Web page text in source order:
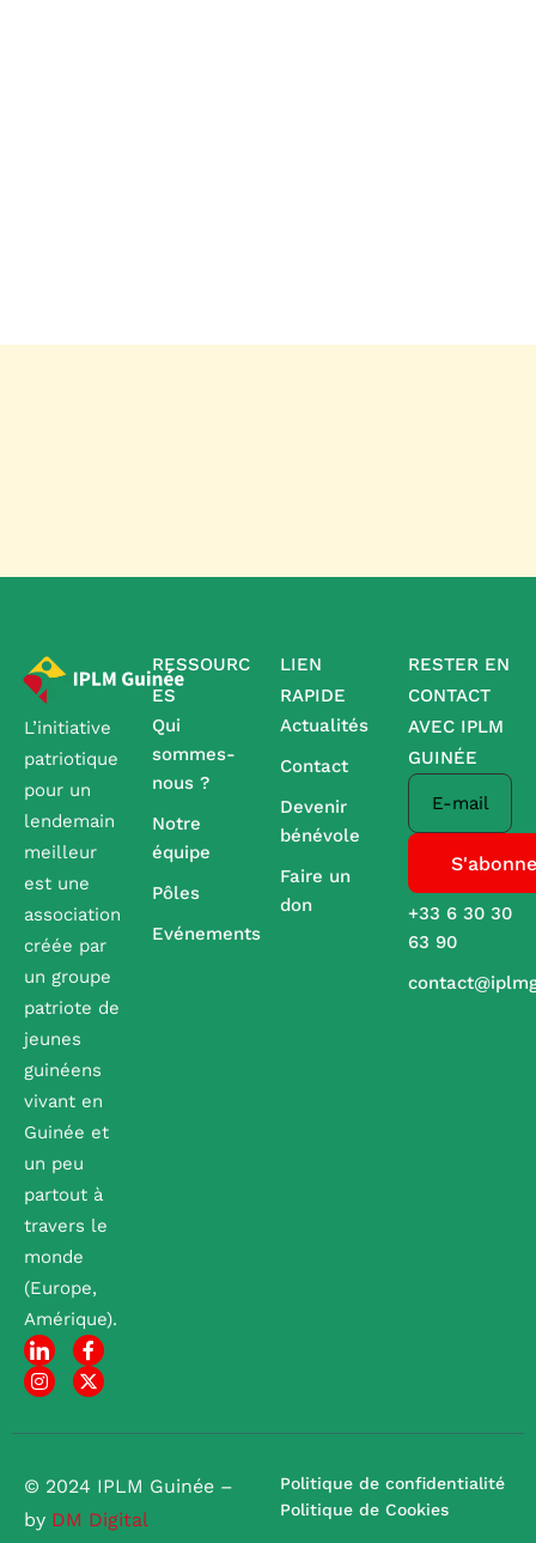
L’initiative
patriotique
pour un
lendemain
meilleur
est une
association
créée par
un groupe
patriote de
jeunes
guinéens
vivant en
Guinée et
un peu
partout à
travers le
monde
(Europe,
Amérique).
RESSOURC
ES
Qui
sommes-
nous ?
Notre
équipe
Pôles
Evénements
LIEN
RAPIDE
Actualités
Contact
Devenir
bénévole
Faire un
don
RESTER EN
CONTACT
AVEC IPLM
GUINÉE
E-mail
+33 6 30 30
63 90
© 2024 IPLM Guinée –
by DM Digital
Politique de confidentialité
Politique de Cookies